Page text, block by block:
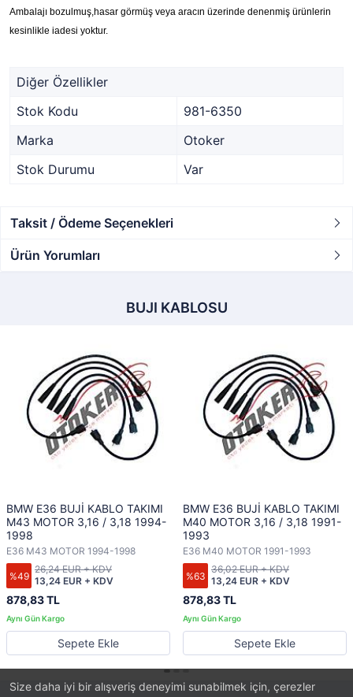
Size daha iyi bir alışveriş deneyimi sunabilmek için, çerezler
Ambalajı bozulmuş,hasar görmüş veya aracın üzerinde denenmiş ürünlerin
kesinlikle iadesi yoktur.
Diğer Özellikler
Stok Kodu
981-6350
Marka
Otoker
Stok Durumu
Var
Taksit / Ödeme Seçenekleri
Ürün Yorumları
BUJI KABLOSU
BMW E36 BUJİ KABLO TAKIMI
M43 MOTOR 3,16 / 3,18 1994-
1998
E36 M43 MOTOR 1994-1998
%49
878,83 TL
13,24 EUR + KDV
26,24 EUR + KDV
Sepete Ekle
BMW E36 BUJİ KABLO TAKIMI
M40 MOTOR 3,16 / 3,18 1991-
1993
E36 M40 MOTOR 1991-1993
%63
878,83 TL
13,24 EUR + KDV
36,02 EUR + KDV
Sepete Ekle